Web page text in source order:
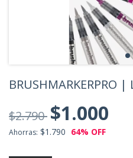
BRUSHMARKERPRO |
$2.790 $1.000
Ahorras: $1.790 64% OFF